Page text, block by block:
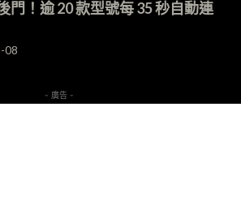
門！逾 20 款型號每 35 秒自動連
08
- 廣告 -